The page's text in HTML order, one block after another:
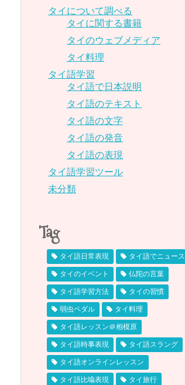
タイについて調べる
タイに関する書籍
タイのウェブメディア
タイ料理
タイ語学習
タイ語で日本説明
タイ語のテキスト
タイ語の文字
タイ語の発音
タイ語の表現
タイ語学習ツール
未分類
Tag
タイ語日常表現 タイ語でニュース
タイのイベント 仏陀の言葉
タイ語学習方法 タイの習慣
弱虫ペダル タイ料理
タイ語レッスン＠相模原
タイ語時事表現 タイ語スラング
タイ語オンラインレッスン
タイ語比喩表現 タイ旅行